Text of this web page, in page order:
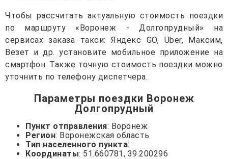
Чтобы рассчитать актуальную стоимость поездки
по маршруту «Воронеж - Долгопрудный» на
сервисах заказа такси: Яндекс GO, Uber, Максим,
Везет и др. установите мобильное приложение на
смартфон. Также точную стоимость поездки можно
уточнить по телефону диспетчера.
Параметры поездки Воронеж
Долгопрудный
Пункт отправления: Воронеж
Регион: Воронежская область
Тип населенного пункта:
Координаты: 51.660781, 39.200296